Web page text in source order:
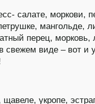
салате, моркови,
мангольде,
перец, морковь,
свежем виде – вот и
щавеле, укропе,